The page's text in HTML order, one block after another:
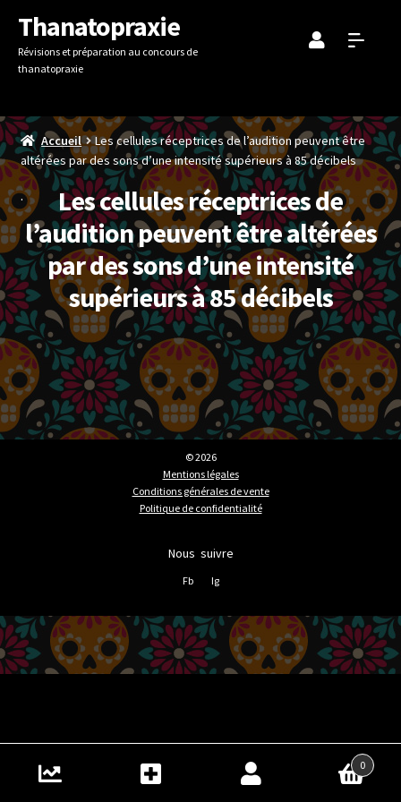
navigation
contenu
Thanatopraxie
Révisions et préparation au concours de
thanatopraxie
Accueil
Les cellules réceptrices de l’audition peuvent être
altérées par des sons d’une intensité supérieurs à 85 décibels
Les cellules réceptrices de
l’audition peuvent être altérées
par des sons d’une intensité
supérieurs à 85 décibels
© 2026
Mentions légales
Conditions générales de vente
Politique de confidentialité
0
Fb Ig
Nous suivre